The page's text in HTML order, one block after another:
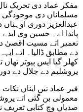
مفکر عماد دی تحریک
مسلماناں دی موجودگی
عبدالعزیز دوری
پاندا اے۔ حسین وی
تعمیر اتے مسیت اقصیٰ
دے مطابق ڈالیا۔ اتے
کھلر گیا ایس پیوتر
یروشلیم دے جلال دے
فیر عماد نیں ایناں
معمولی بن گئی اتے
صدیاں وچ کتابی تعریف